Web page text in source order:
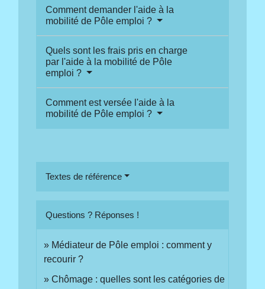
Comment demander l'aide à la
mobilité de Pôle emploi ?
Quels sont les frais pris en charge
par l'aide à la mobilité de Pôle
emploi ?
Comment est versée l'aide à la
mobilité de Pôle emploi ?
Textes de référence
Questions ? Réponses !
Médiateur de Pôle emploi : comment y
recourir ?
Chômage : quelles sont les catégories de